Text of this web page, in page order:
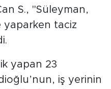
S., "Süleyman,
yaparken taciz
yapan 23
iş yerinin